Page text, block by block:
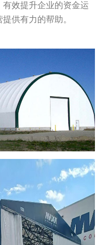
效提升企业的资金运
供有力的帮助。